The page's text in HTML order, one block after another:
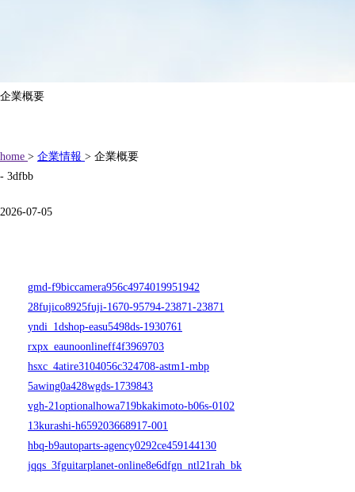
企業概要
home > 企業情報 > 企業概要
- 3dfbb
2026-07-05
gmd-f9biccamera956c4974019951942
28fujico8925fuji-1670-95794-23871-23871
yndi_1dshop-easu5498ds-1930761
rxpx_eaunoonlineff4f3969703
hsxc_4atire3104056c324708-astm1-mbp
5awing0a428wgds-1739843
vgh-21optionalhowa719bkakimoto-b06s-0102
13kurashi-h659203668917-001
hbq-b9autoparts-agency0292ce459144130
jqqs_3fguitarplanet-online8e6dfgn_ntl21rah_bk